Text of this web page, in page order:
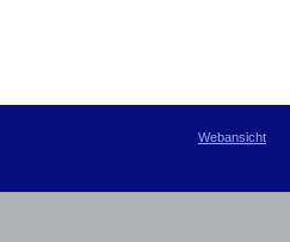
Webansicht